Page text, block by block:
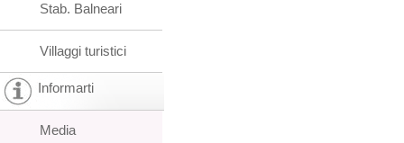
Stab. Balneari
Villaggi turistici
Informarti
Media